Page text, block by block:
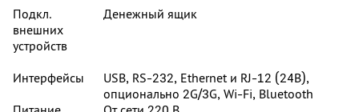
Подкл.
внешних
устройств
Денежный ящик
Интерфейсы
USB, RS-232, Ethernet и RJ-12 (24В),
опционально 2G/3G, Wi-Fi, Bluetooth